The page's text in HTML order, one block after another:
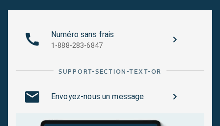
Numéro sans frais
1-888-283-6847
SUPPORT-SECTION-TEXT-OR
Envoyez-nous un message